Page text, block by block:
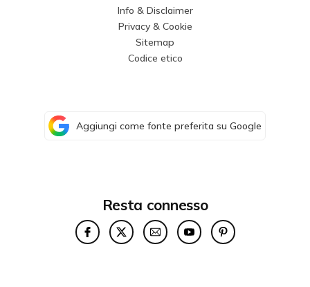
Info & Disclaimer
Privacy & Cookie
Sitemap
Codice etico
Aggiungi come fonte preferita su Google
Resta connesso